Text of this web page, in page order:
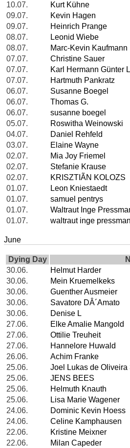
10.07.
Kurt Kühne
09.07.
Kevin Hagen
09.07.
Heinrich Prange
08.07.
Leonid Wiebe
08.07.
Marc-Kevin Kaufmann
07.07.
Christine Sauer
07.07.
Karl Hermann Günter
07.07.
Hartmuth Pankratz
06.07.
Susanne Boegel
06.07.
Thomas G.
06.07.
susanne boegel
05.07.
Roswitha Weinowski
04.07.
Daniel Rehfeld
03.07.
Elaine Wayne
02.07.
Mia Joy Friemel
02.07.
Stefanie Krause
02.07.
KRISZTIÃN KOLOZS
01.07.
Leon Kniestaedt
01.07.
samuel pentrys
01.07.
Waltraut Inge
01.07.
waltraut inge
June
Dying Day
30.06.
Helmut Harder
30.06.
Mein Kruemelkeks
30.06.
Guenther Ausmeier
30.06.
Savatore DÂ´Amato
30.06.
Denise L
27.06.
Elke Amalie Mangold
27.06.
Ottilie Treuheit
27.06.
Hannelore Huwald
26.06.
Achim Franke
25.06.
Joel Lukas de Oliveira
25.06.
JENS BEES
25.06.
Helmuth Knauth
25.06.
Lisa Marie Wagener
24.06.
Dominic Kevin Hoess
24.06.
Celine Kamphausen
22.06.
Kristine Meixner
22.06.
Milan Capeder